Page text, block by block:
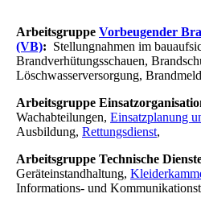
Arbeitsgruppe Vorbeugender
(VB): Stellungnahmen im
Brandverhütungsschauen,
Löschwasserversorgung,
Arbeitsgruppe
Wachabteilungen, Einsatzplanung
Ausbildung, Rettungsdienst,
Arbeitsgruppe Technische
Geräteinstandhaltung,
Informations- und